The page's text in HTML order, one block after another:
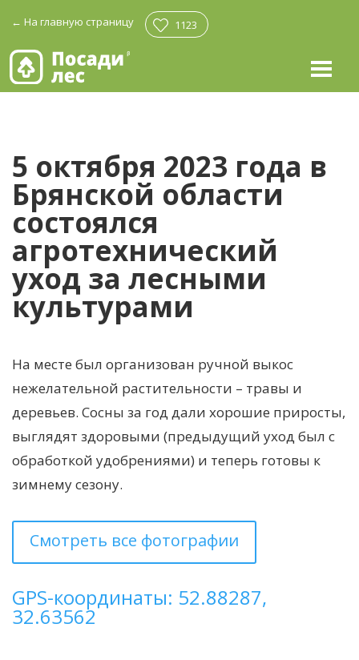
← На главную страницу 1123
5 октября 2023 года в
Брянской области
состоялся
агротехнический
уход за лесными
культурами
На месте был организован ручной выкос
нежелательной растительности – травы и
деревьев. Сосны за год дали хорошие приросты,
выглядят здоровыми (предыдущий уход был с
обработкой удобрениями) и теперь готовы к
зимнему сезону.
Смотреть все фотографии
GPS-координаты: 52.88287,
32.63562